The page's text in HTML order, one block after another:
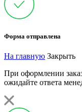
Форма отправлена
На главную Закрыть
При оформлении
ожидайте ответа